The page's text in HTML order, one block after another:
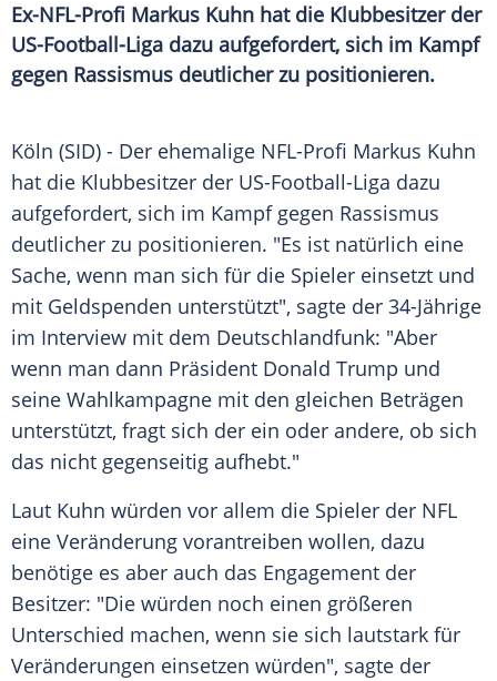
Ex-NFL-Profi Markus Kuhn hat die Klubbesitzer der
US-Football-Liga dazu aufgefordert, sich im Kampf
gegen Rassismus deutlicher zu positionieren.
Köln (SID) - Der ehemalige NFL-Profi Markus Kuhn
hat die Klubbesitzer der US-Football-Liga dazu
aufgefordert, sich im Kampf gegen Rassismus
deutlicher zu positionieren. "Es ist natürlich eine
Sache, wenn man sich für die Spieler einsetzt und
mit Geldspenden unterstützt", sagte der 34-Jährige
im Interview mit dem Deutschlandfunk: "Aber
wenn man dann Präsident Donald Trump und
seine Wahlkampagne mit den gleichen Beträgen
unterstützt, fragt sich der ein oder andere, ob sich
das nicht gegenseitig aufhebt."
Laut Kuhn würden vor allem die Spieler der NFL
eine Veränderung vorantreiben wollen, dazu
benötige es aber auch das Engagement der
Besitzer: "Die würden noch einen größeren
Unterschied machen, wenn sie sich lautstark für
Veränderungen einsetzen würden", sagte der